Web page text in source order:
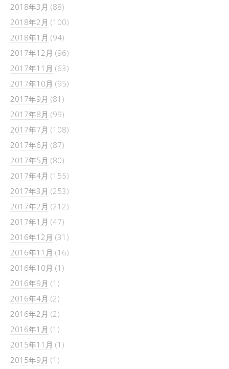
2018年3月 (88)
2018年2月 (100)
2018年1月 (94)
2017年12月 (96)
2017年11月 (63)
2017年10月 (95)
2017年9月 (81)
2017年8月 (99)
2017年7月 (108)
2017年6月 (87)
2017年5月 (80)
2017年4月 (155)
2017年3月 (253)
2017年2月 (212)
2017年1月 (47)
2016年12月 (31)
2016年11月 (16)
2016年10月 (1)
2016年9月 (1)
2016年4月 (2)
2016年2月 (2)
2016年1月 (1)
2015年11月 (1)
2015年9月 (1)